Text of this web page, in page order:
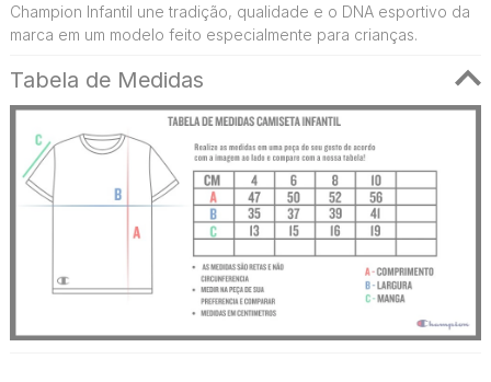
Champion Infantil une tradição, qualidade e o DNA esportivo da
marca em um modelo feito especialmente para crianças.
Tabela de Medidas